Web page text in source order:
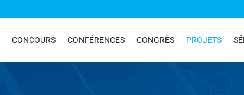
CONCOURS CONFÉRENCES CONGRÈS PROJETS